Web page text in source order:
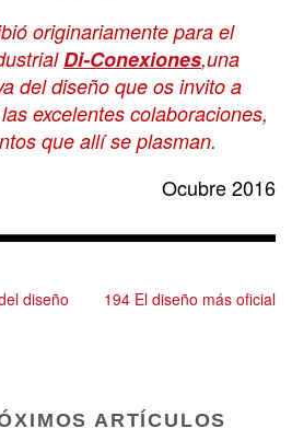
originariamente para el
Di-Conexiones,una
del diseño que os invito a
excelentes colaboraciones,
que allí se plasman.
Ocubre 2016
diseño
194 El diseño más oficial
ARTÍCULOS